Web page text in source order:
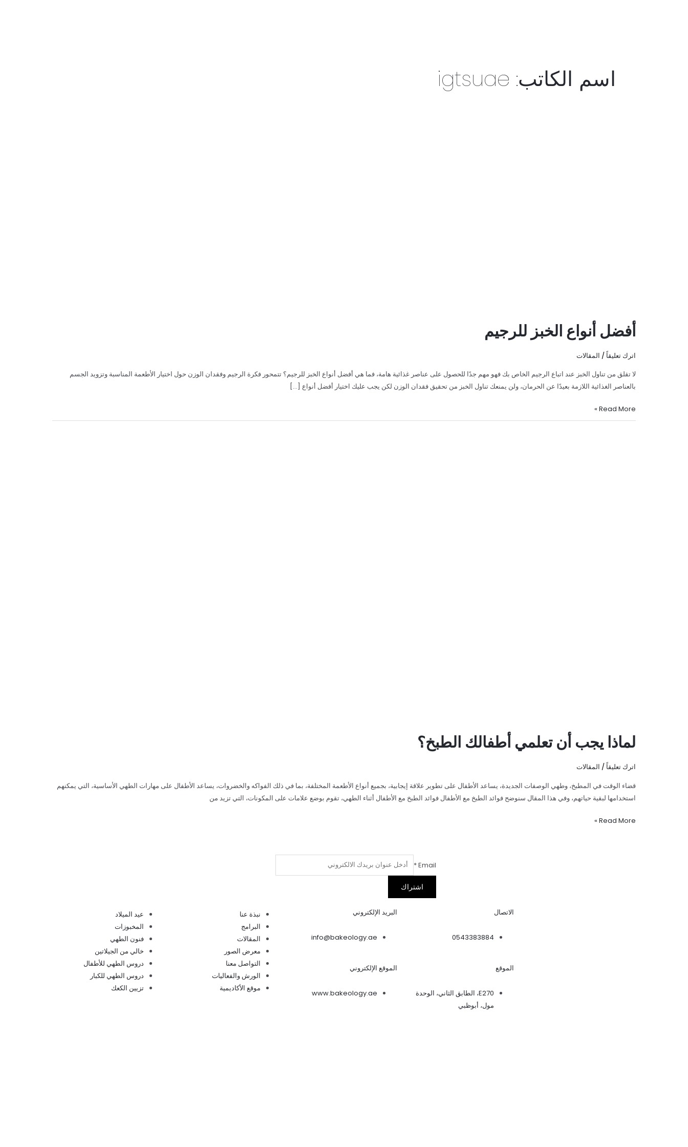
اسم الكاتب: igtsuae
أفضل أنواع الخبز للرجيم
اترك تعليقاً/ المقالات
لا تقلق من تناول الخبز عند اتباع الرجيم الخاص بك فهو مهم جدًا للحصول على عناصر غذائية هامة، فما هي أفضل أنواع الخبز للرجيم؟ تتمحور فكرة الرجيم وفقدان الوزن حول اختيار الأطعمة المناسبة وتزويد الجسم
بالعناصر الغذائية اللازمة بعيدًا عن الحرمان، ولن يمنعك تناول الخبز من تحقيق فقدان الوزن لكن يجب عليك اختيار أفضل أنواع […]
Read More »
لماذا يجب أن تعلمي أطفالك الطبخ؟
اترك تعليقاً / المقالات
قضاء الوقت في المطبخ، وطهي الوصفات الجديدة، يساعد الأطفال على تطوير علاقة إيجابية، بجميع أنواع الأطعمة المختلفة، بما في ذلك الفواكه والخضروات، يساعد الأطفال على مهارات الطهي الأساسية، التي يمكنهم
استخدامها لبقية حياتهم، وفي هذا المقال سنوضح فوائد الطبخ مع الأطفال فوائد الطبخ مع الأطفال أثناء الطهي، تقوم بوضع علامات على المكونات، التي تزيد من
Read More »
Email
*
اشتراك
الاتصال
0543383884
الموقع
E270، الطابق الثاني، الوحدة
مول، أبوظبي
البريد الإلكتروني
info@bakeology.ae
الموقع الإلكتروني
www.bakeology.ae
نبذة عنا
البرامج
المقالات
معرض الصور
التواصل معنا
الورش والفعاليات
موقع الأكاديمية
عيد الميلاد
المخبوزات
فنون الطهي
خالي من الجيلاتين
دروس الطهي للأطفال
دروس الطهي للكبار
تزيين الكعك